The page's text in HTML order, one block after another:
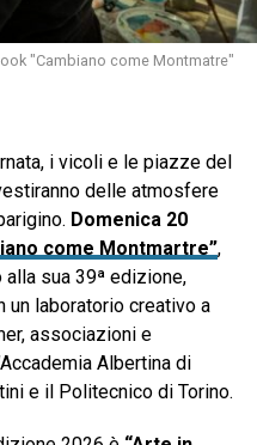
"Cambiano come Montmatre"
i vicoli e le piazze del
delle atmosfere
Domenica 20
come Montmartre”,
sua 39ª edizione,
un laboratorio creativo a
associazioni e
Albertina di
e il Politecnico di Torino.